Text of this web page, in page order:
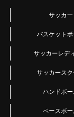
サッカー
バスケット
サッカーレデ
サッカース
ハンドボ
ベースボ